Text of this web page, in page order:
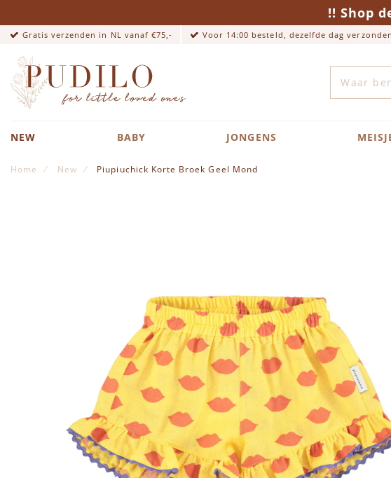
!! Shop
Gratis verzenden in NL vanaf €75,- Voor 14:00 besteld, dezelfde dag verzonden
NEW BABY JONGENS
Home New Piupiuchick Korte Broek Geel Mond